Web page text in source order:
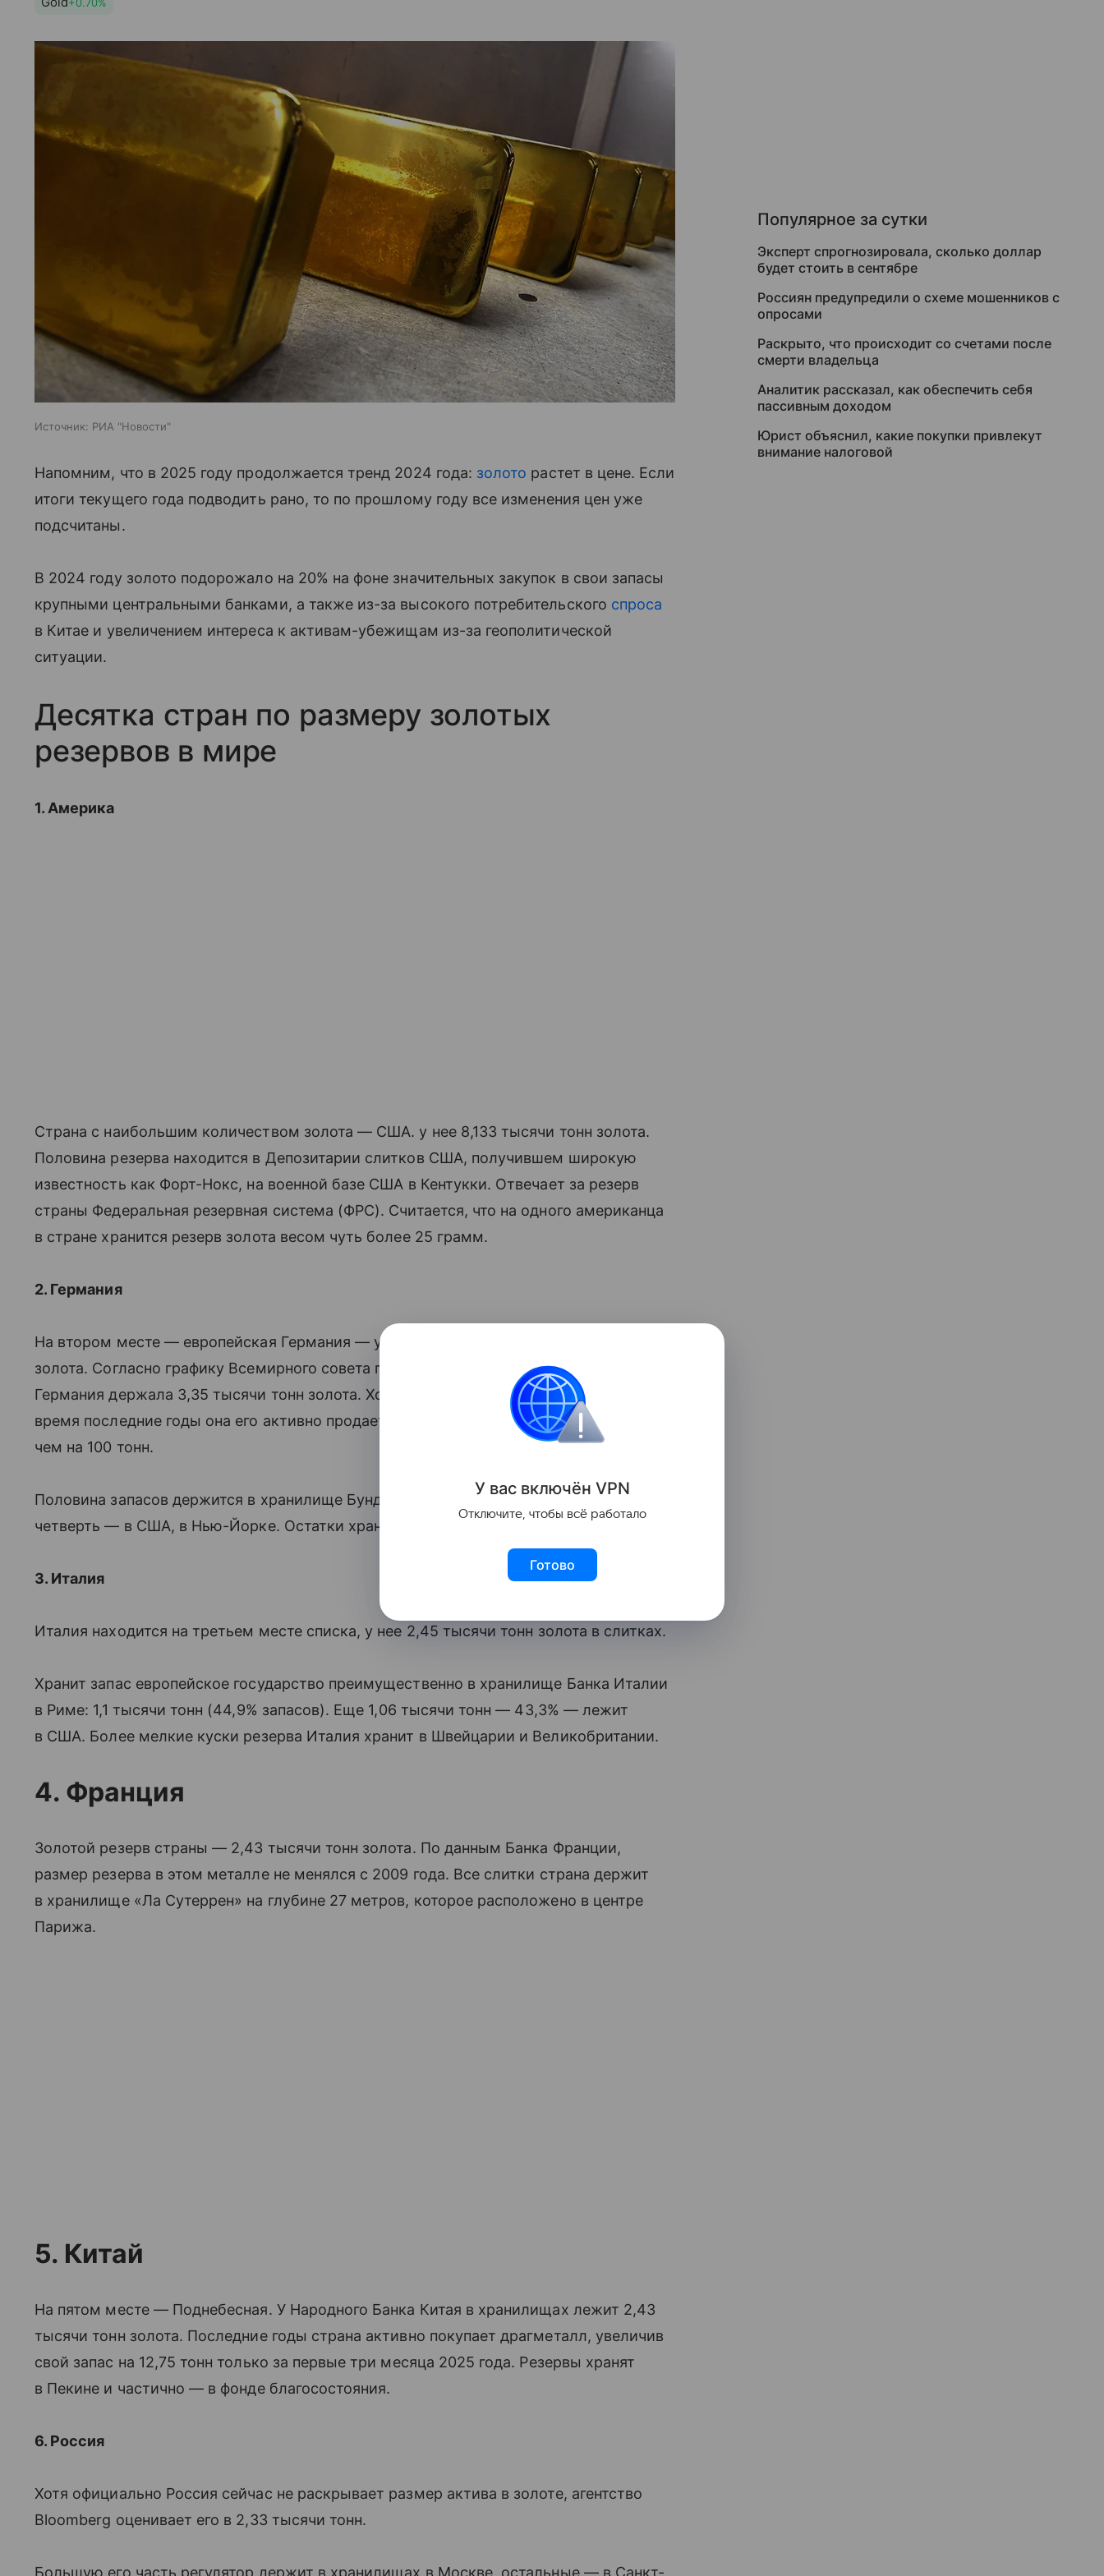
Источник: РИА "Новости"
Напомним, что в 2025 году продолжается тренд 2024 года: золото растет в цене. Если
итоги текущего года подводить рано, то по прошлому году все изменения цен уже
подсчитаны.
В 2024 году золото подорожало на 20% на фоне значительных закупок в свои запасы
крупными центральными банками, а также из-за высокого потребительского спроса
в Китае и увеличением интереса к активам-убежищам из-за геополитической
ситуации.
Десятка стран по размеру золотых
резервов в мире
1. Америка
Страна с наибольшим количеством золота — США. у нее 8,133 тысячи тонн золота.
Половина резерва находится в Депозитарии слитков США, получившем широкую
известность как Форт-Нокс, на военной базе США в Кентукки. Отвечает за резерв
страны Федеральная резервная система (ФРС). Считается, что на одного американца
в стране хранится резерв золота весом чуть более 25 грамм.
2. Германия
На втором месте — европейская Германия — у нее в запасах 3,351 тысячи тонн
золота. Согласно графику Всемирного совета по золоту (WGC), в I квартале 2025 года
Германия держала 3,35 тысячи тонн золота. Хотя страна и покупает металл, в то же
время последние годы она его активно продает: с 2022 резервы сократились более
чем на 100 тонн.
Половина запасов держится в хранилище Бундесбанка в Франкфурте-на-Майне,
четверть — в США, в Нью-Йорке. Остатки хранятся в Лондоне, Великобритания.
3. Италия
Италия находится на третьем месте списка, у нее 2,45 тысячи тонн золота в слитках.
Хранит запас европейское государство преимущественно в хранилище Банка Италии
в Риме: 1,1 тысячи тонн (44,9% запасов). Еще 1,06 тысячи тонн — 43,3% — лежит
в США. Более мелкие куски резерва Италия хранит в Швейцарии и Великобритании.
4. Франция
Золотой резерв страны — 2,43 тысячи тонн золота. По данным Банка Франции,
размер резерва в этом металле не менялся с 2009 года. Все слитки страна держит
в хранилище «Ла Сутеррен» на глубине 27 метров, которое расположено в центре
Парижа.
5. Китай
На пятом месте — Поднебесная. У Народного Банка Китая в хранилищах лежит 2,43
тысячи тонн золота. Последние годы страна активно покупает драгметалл, увеличив
свой запас на 12,75 тонн только за первые три месяца 2025 года. Резервы хранят
в Пекине и частично — в фонде благосостояния.
6. Россия
Хотя официально Россия сейчас не раскрывает размер актива в золоте, агентство
Bloomberg оценивает его в 2,33 тысячи тонн.
Большую его часть регулятор держит в хранилищах в Москве, остальные — в Санкт-
Популярное за сутки
Эксперт спрогнозировала, сколько доллар
будет стоить в сентябре
Россиян предупредили о схеме мошенников с
опросами
Раскрыто, что происходит со счетами после
смерти владельца
Аналитик рассказал, как обеспечить себя
пассивным доходом
Юрист объяснил, какие покупки привлекут
внимание налоговой
У вас включён VPN
Отключите, чтобы всё работало
Готово